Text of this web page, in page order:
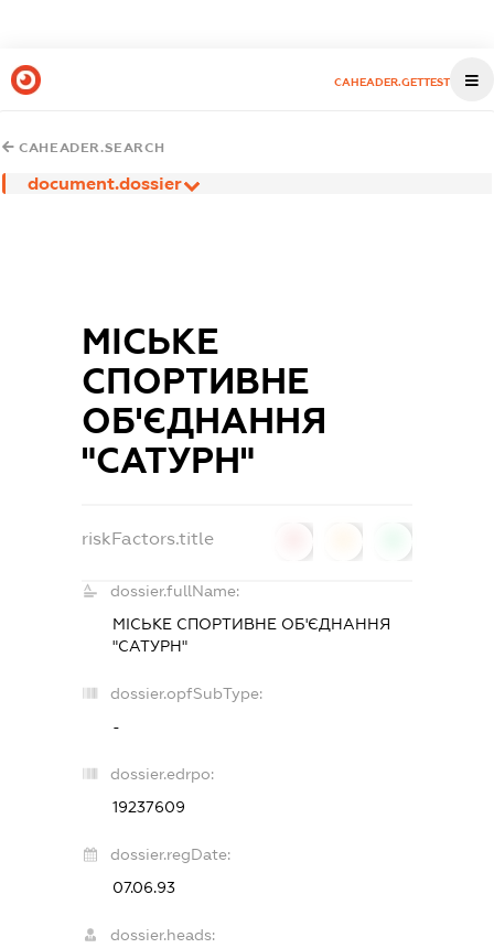
CAHEADER.GETTEST
CAHEADER.SEARCH
document.dossier
МІСЬКЕ
СПОРТИВНЕ
ОБ'ЄДНАННЯ
"САТУРН"
riskFactors.title
dossier.fullName:
МІСЬКЕ СПОРТИВНЕ ОБ'ЄДНАННЯ
"САТУРН"
dossier.opfSubType:
-
dossier.edrpo:
19237609
dossier.regDate:
07.06.93
dossier.heads: